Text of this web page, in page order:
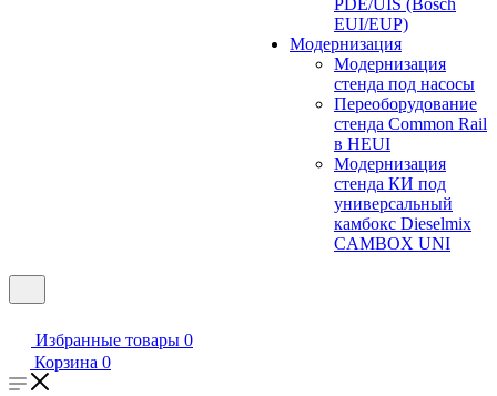
PDE/UIS (Bosch
EUI/EUP)
Модернизация
Модернизация
стенда под насосы
Переоборудование
стенда Common Rail
в HEUI
Модернизация
стенда КИ под
универсальный
камбокс Dieselmix
CAMBOX UNI
Избранные товары 0
Корзина 0